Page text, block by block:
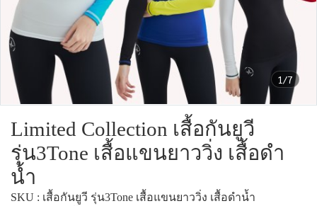
1/7
Limited Collection เสื้อกันยูวี
รุ่น3Tone เสื้อแขนยาววิ่ง เสื้อดำ
น้ำ
SKU : เสื้อกันยูวี รุ่น3Tone เสื้อแขนยาววิ่ง เสื้อดำน้ำ